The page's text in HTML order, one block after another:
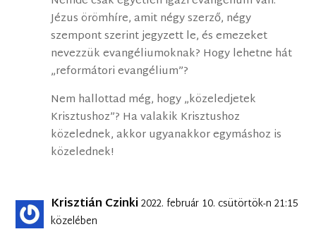
Jézus örömhíre, amit négy szerző, négy
szempont szerint jegyzett le, és emezeket
nevezzük evangéliumoknak? Hogy lehetne hát
„reformátori evangélium”?
Nem hallottad még, hogy „közeledjetek
Krisztushoz”? Ha valakik Krisztushoz
közelednek, akkor ugyanakkor egymáshoz is
közelednek!
Krisztián Czinki2022. február 10. csütörtök-n 21:15
közelében